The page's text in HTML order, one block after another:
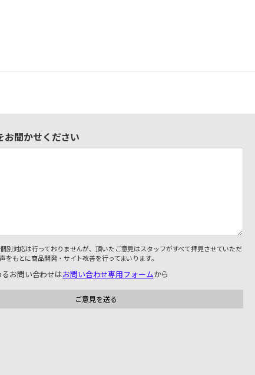
お聞かせください
別対応は行っておりませんが、頂いたご意見はスタッフがすべて拝見させていただ
をもとに商品開発・サイト改善を行ってまいります。
お問い合わせはお問い合わせ専用フォームから